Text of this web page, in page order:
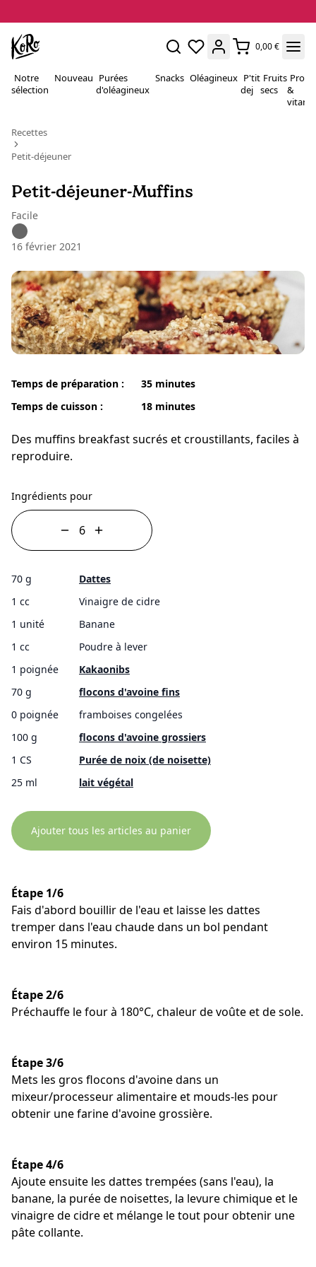
0,00 €
Notre
sélection
Nouveau Purées
d'oléagineux
Snacks Oléagineux P'tit
dej
Fruits
secs
&
Recettes
Petit-déjeuner
Petit-déjeuner-Muffins
Facile
16 février 2021
Temps de préparation :
Temps de cuisson :
35 minutes
18 minutes
Des muffins breakfast sucrés et croustillants, faciles à
reproduire.
Ingrédients pour
70 g
Dattes
1 cc
Vinaigre de cidre
1 unité
Banane
1 cc
Poudre à lever
1 poignée
Kakaonibs
70 g
flocons d'avoine fins
0 poignée
framboises congelées
100 g
flocons d'avoine grossiers
1 CS
Purée de noix (de noisette)
25 ml
lait végétal
Ajouter tous les articles au panier
Étape 1/6
Fais d'abord bouillir de l'eau et laisse les dattes
tremper dans l'eau chaude dans un bol pendant
environ 15 minutes.
Étape 2/6
Préchauffe le four à 180°C, chaleur de voûte et de sole.
Étape 3/6
Mets les gros flocons d'avoine dans un
mixeur/processeur alimentaire et mouds-les pour
obtenir une farine d'avoine grossière.
Étape 4/6
Ajoute ensuite les dattes trempées (sans l'eau), la
banane, la purée de noisettes, la levure chimique et le
vinaigre de cidre et mélange le tout pour obtenir une
pâte collante.